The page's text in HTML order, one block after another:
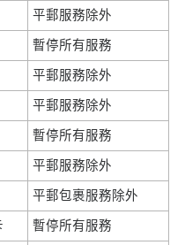
平郵服務除外
暫停所有服務
平郵服務除外
平郵服務除外
暫停所有服務
平郵服務除外
平郵包裹服務除外
暫停所有服務